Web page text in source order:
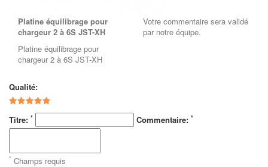
Platine équilibrage pour
chargeur 2 à 6S JST-XH
Platine équilibrage pour
chargeur 2 à 6S JST-XH
Votre commentaire sera validé
par notre équipe.
Qualité:
Titre: * Commentaire: *
* Champs requis